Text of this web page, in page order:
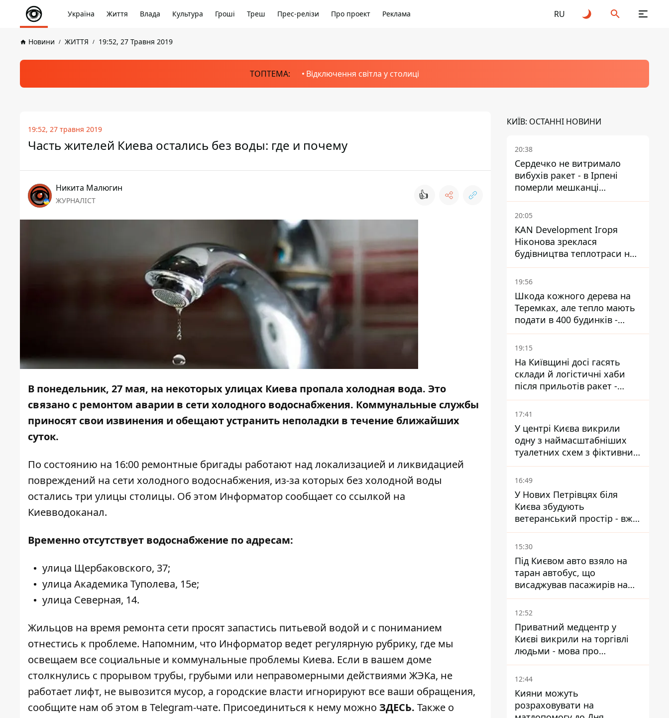
Україна Життя Влада Культура Гроші Треш Прес-релізи Про проект Реклама RU
Новини ЖИТТЯ 19:52, 27 Травня 2019
ТОПТЕМА: Відключення світла у столиці
19:52, 27 травня 2019
Часть жителей Киева остались без воды: где и почему
Никита Малюгин
ЖУРНАЛІСТ 👍
В понедельник, 27 мая, на некоторых улицах Киева пропала холодная вода. Это
связано с ремонтом аварии в сети холодного водоснабжения. Коммунальные службы
приносят свои извинения и обещают устранить неполадки в течение ближайших
суток.
По состоянию на 16:00 ремонтные бригады работают над локализацией и ликвидацией
повреждений на сети холодного водоснабжения, из-за которых без холодной воды
остались три улицы столицы. Об этом Информатор сообщает со ссылкой на
Киевводоканал.
Временно отсутствует водоснабжение по адресам:
улица Щербаковского, 37;
улица Академика Туполева, 15е;
улица Северная, 14.
Жильцов на время ремонта сети просят запастись питьевой водой и с пониманием
отнестись к проблеме. Напомним, что Информатор ведет регулярную рубрику, где мы
освещаем все социальные и коммунальные проблемы Киева. Если в вашем доме
столкнулись с прорывом трубы, грубыми или неправомерными действиями ЖЭКа, не
работает лифт, не вывозится мусор, а городские власти игнорируют все ваши обращения,
сообщите нам об этом в Telegram-чате. Присоединиться к нему можно ЗДЕСЬ. Также о
КИЇВ: ОСТАННІ НОВИНИ
20:38
Сердечко не витримало
вибухів ракет - в Ірпені
померли мешканці
притулку для собак з
інвалідністю
20:05
KAN Development Ігоря
Ніконова зреклася
будівництва теплотраси на
Теремках
19:56
Шкода кожного дерева на
Теремках, але тепло мають
подати в 400 будинків -
депутатка Київради
19:15
На Київщині досі гасять
склади й логістичні хаби
після прильотів ракет -
ДСНС
17:41
У центрі Києва викрили
одну з наймасштабніших
туалетних схем з фіктивним
будинком
16:49
У Нових Петрівцях біля
Києва збудують
ветеранський простір - вже
знайшли проєктанта
15:30
Під Києвом авто взяло на
таран автобус, що
висаджував пасажирів на
зупинці - пасажирка в
лікарні
12:52
Приватний медцентр у
Києві викрили на торгівлі
людьми - мова про
сурогатне материнство
12:44
Кияни можуть
розраховувати на